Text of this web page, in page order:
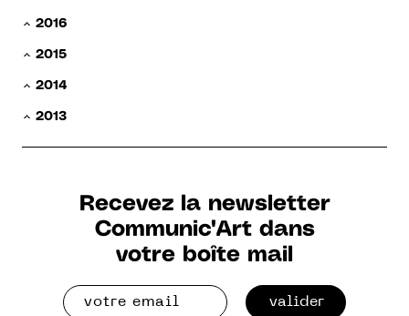
2016
2015
2014
2013
Recevez la newsletter
Communic'Art dans
votre boîte mail
valider